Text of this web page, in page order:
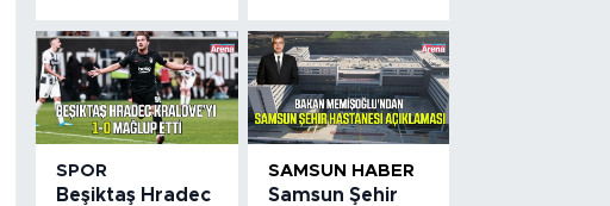
SPOR
Beşiktaş Hradec
SAMSUN HABER
Samsun Şehir